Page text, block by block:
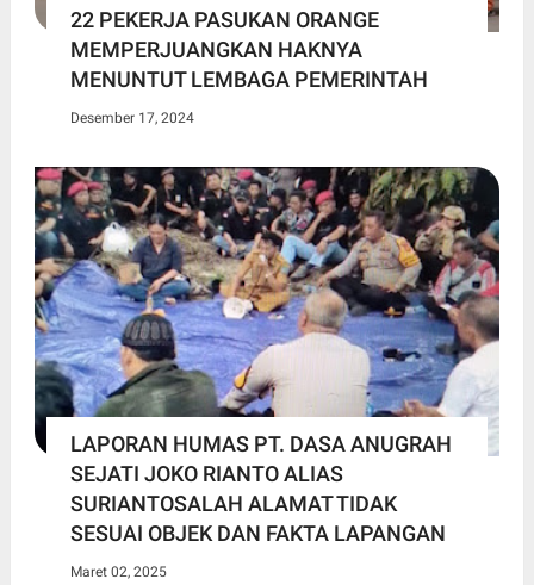
22 PEKERJA PASUKAN ORANGE
MEMPERJUANGKAN HAKNYA
MENUNTUT LEMBAGA PEMERINTAH
Desember 17, 2024
LAPORAN HUMAS PT. DASA ANUGRAH
SEJATI JOKO RIANTO ALIAS
SURIANTOSALAH ALAMAT TIDAK
SESUAI OBJEK DAN FAKTA LAPANGAN
Maret 02, 2025